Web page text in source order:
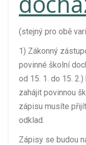
(stejný pro obě
1) Zákonný
povinné školní
od 15. 1. do 15.
zahájit povinnou
zápisu musíte
odklad.
Zápisy se budou